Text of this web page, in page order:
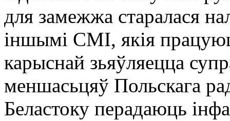
для замежжа старалася
іншымі СМІ, якія
карыснaй зьяўляецца
меншасьцяў Польскага
Беластоку перадаюць